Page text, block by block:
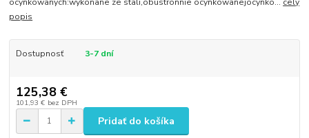
popis
Dostupnosť 3-7 dní
125,38 €
101,93 € bez DPH
Pridať do košíka